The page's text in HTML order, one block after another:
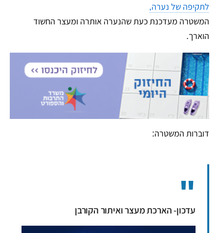
לתקיפה של נערה,
המשטרה מעדכנת כעת שהנערה אותרה ומעצר החשוד
הוארך.
דוברות המשטרה:
עדכון- הארכת מעצר ואיתור הקורבן